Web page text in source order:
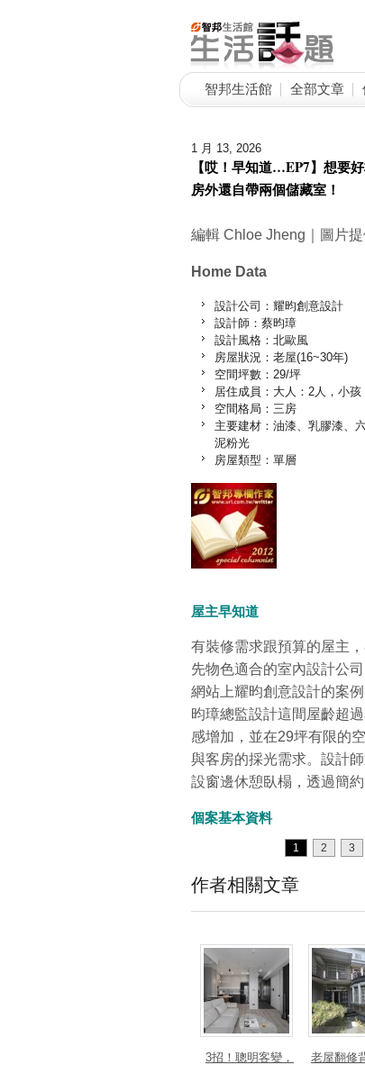
智邦生活館 全部文章
1 月 13, 2026
【哎！早知道…EP7】想要
房外還自帶兩個儲藏室！
編輯 Chloe Jheng｜圖片
Home Data
設計公司：耀昀創意設計
設計師：蔡昀璋
設計風格：北歐風
房屋狀況：老屋(16~30年)
空間坪數：29/坪
居住成員：大人：2人，小孩
空間格局：三房
主要建材：油漆、乳膠漆、
泥粉光
房屋類型：單層
屋主早知道
有裝修需求跟預算的屋主
先物色適合的室內設計公
網站上耀昀創意設計的案
昀璋總監設計這間屋齡超
感增加，並在29坪有限的
與客房的採光需求。設計
設窗邊休憩臥榻，透過簡
個案基本資料
1 2 3
作者相關文章
3招！聰明客變，
老屋翻修